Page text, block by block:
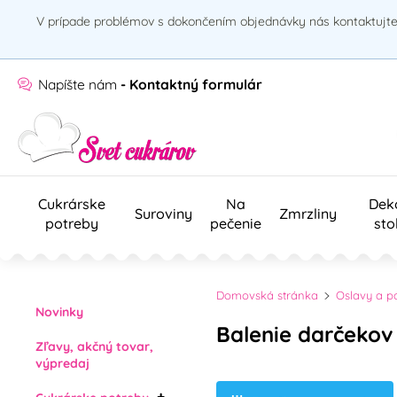
V prípade problémov s dokončením objednávky nás kontaktujte
Napíšte nám - Kontaktný formulár
Cukrárske
potreby
Suroviny
Na
pečenie
Zmrzliny
Novinky
Zľavy, akčný tovar,
výpredaj
Domovská stránka Oslavy a
Balenie darčekov